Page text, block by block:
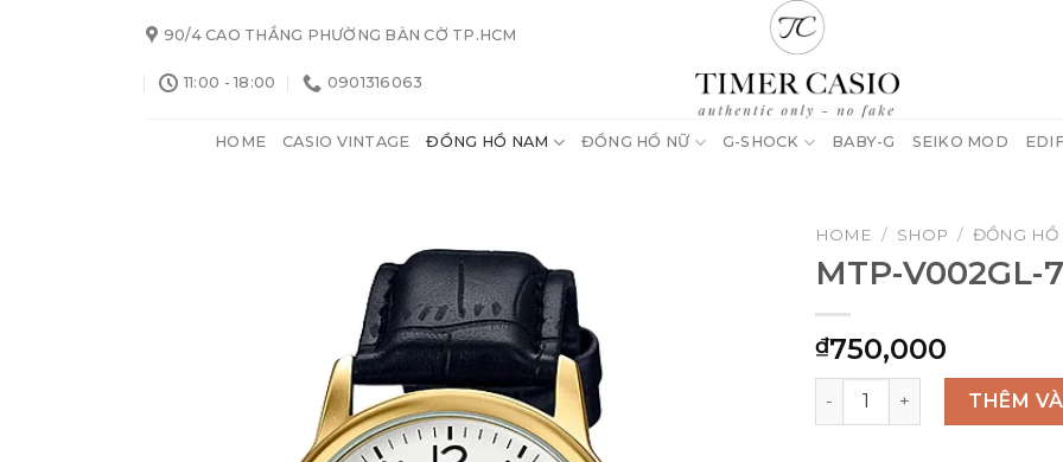
90/4 CAO THẮNG PHƯỜNG BÀN CỜ TP.HCM
11:00 - 18:00 0901316063
HOME CASIO VINTAGE ĐỒNG HỒ NAM ĐỒNG HỒ NỮ G-SHOCK BABY-G SEIKO MOD
HOME / SHOP / ĐỒNG HỒ
MTP-V002GL-
₫750,000
MTP-V002GL-7B2 quantity
THÊM